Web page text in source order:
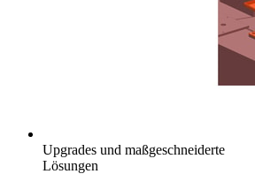
Upgrades und maßgeschneiderte
Lösungen